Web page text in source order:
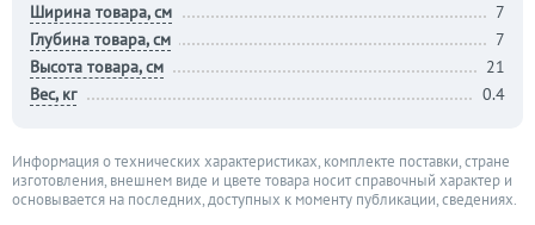
Ширина товара, см
7
Глубина товара, см
7
Высота товара, см
21
Вес, кг
0.4
Информация о технических характеристиках, комплекте поставки, стране
изготовления, внешнем виде и цвете товара носит справочный характер и
основывается на последних, доступных к моменту публикации, сведениях.